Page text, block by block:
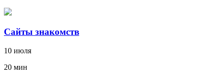
Сайты знакомств
10 июля
20 мин